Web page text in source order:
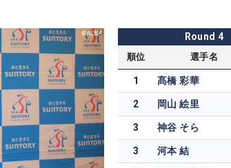
Round 4
順位 選手名
1 髙橋 彩華
2 岡山 絵里
3 神谷 そら
3 河本 結